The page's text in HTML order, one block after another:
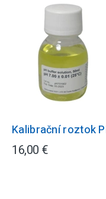
Kalibrační roztok
16,00 €